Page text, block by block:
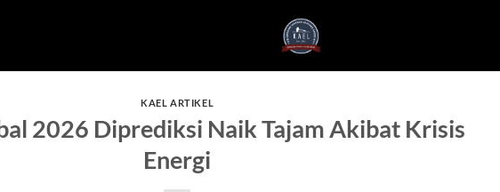
KAEL ARTIKEL
2026 Diprediksi Naik Tajam Akibat Krisis
Energi